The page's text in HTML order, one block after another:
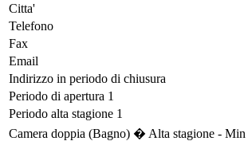
Citta'
Telefono
Fax
Email
Indirizzo in periodo di chiusura
Periodo di apertura 1
Periodo alta stagione 1
Camera doppia (Bagno) � Alta stagione - Min